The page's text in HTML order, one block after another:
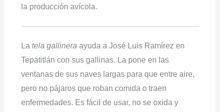
la producción avícola.
La tela gallinera ayuda a José Luis Ramírez en
Tepatitlán con sus gallinas. La pone en las
ventanas de sus naves largas para que entre aire,
pero no pájaros que roban comida o traen
enfermedades. Es fácil de usar, no se oxida y